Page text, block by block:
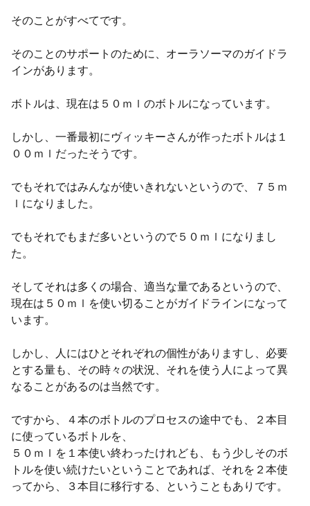
そのことがすべてです。
そのことのサポートのために、オーラソーマのガイドラ
インがあります。
ボトルは、現在は５０ｍｌのボトルになっています。
しかし、一番最初にヴィッキーさんが作ったボトルは１
００ｍｌだったそうです。
でもそれではみんなが使いきれないというので、７５ｍ
ｌになりました。
でもそれでもまだ多いというので５０ｍｌになりまし
た。
そしてそれは多くの場合、適当な量であるというので、
現在は５０ｍｌを使い切ることがガイドラインになって
います。
しかし、人にはひとそれぞれの個性がありますし、必要
とする量も、その時々の状況、それを使う人によって異
なることがあるのは当然です。
ですから、４本のボトルのプロセスの途中でも、２本目
に使っているボトルを、
５０ｍｌを１本使い終わったけれども、もう少しそのボ
トルを使い続けたいということであれば、それを２本使
ってから、３本目に移行する、ということもありです。